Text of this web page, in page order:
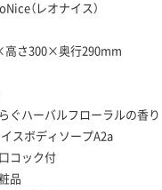
（レオナイス）
高さ300×奥行290mm
ぐハーバルフローラルの香り
イスボディソープA2a
コック付
品